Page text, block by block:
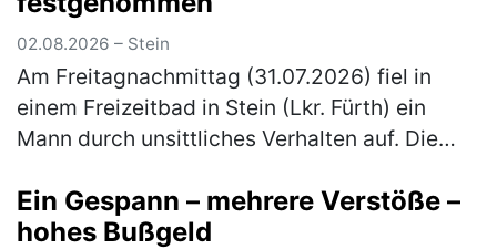
02.08.2026 – Stein
Am Freitagnachmittag (31.07.2026) fiel in
einem Freizeitbad in Stein (Lkr. Fürth) ein
Mann durch unsittliches Verhalten auf. Die
noch vor Ort fest. Gegen 16:… (mehr)
Ein Gespann – mehrere Verstöße –
hohes Bußgeld